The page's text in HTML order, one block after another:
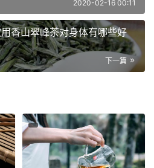
2020-02-16 00:11
香山翠峰茶对身体有哪些好
下一篇